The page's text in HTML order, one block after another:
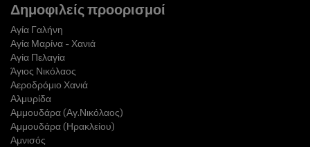
Δημοφιλείς προορισμοί
Αγία Γαλήνη
Αγία Μαρίνα - Χανιά
Αγία Πελαγία
Άγιος Νικόλαος
Αεροδρόμιο Χανιά
Αλμυρίδα
Αμμουδάρα (Αγ.Νικόλαος)
Αμμουδάρα (Ηρακλείου)
Αμνισός